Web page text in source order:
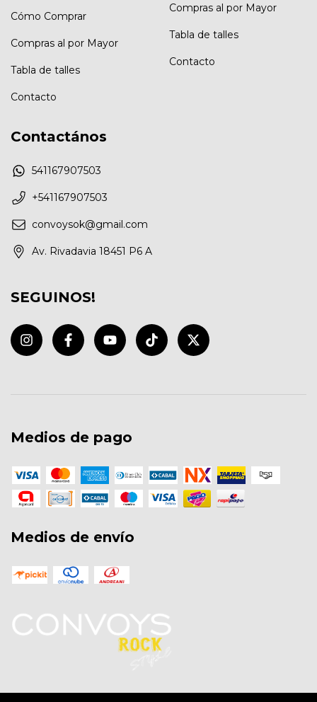
Cómo Comprar
Compras al por Mayor
Tabla de talles
Contacto
Compras al por Mayor
Tabla de talles
Contacto
Contactános
541167907503
+541167907503
convoysok@gmail.com
Av. Rivadavia 18451 P6 A
SEGUINOS!
Medios de pago
Medios de envío